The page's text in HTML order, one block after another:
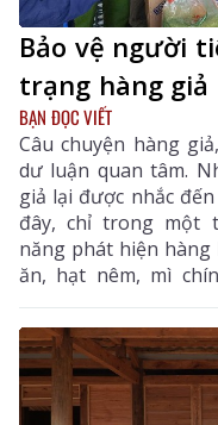
Bảo vệ người
trạng hàng giả
BẠN ĐỌC VIẾT
Câu chuyện hàng
dư luận quan tâm.
giả lại được nhắc
đây, chỉ trong một
năng phát hiện
ăn, hạt nêm, mì
phẩm, bột giặt,
hóa thiếu yếu hàng
đến, điều này khiến
bức xúc và người